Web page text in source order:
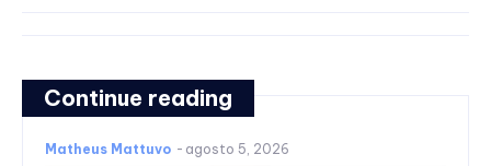
Continue reading
Matheus Mattuvo - agosto 5, 2026